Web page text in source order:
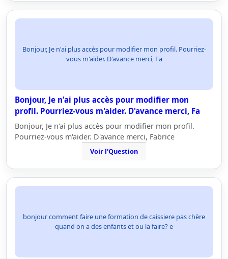
Bonjour, Je n'ai plus accès pour modifier mon profil. Pourriez-
vous m'aider. D'avance merci, Fa
Bonjour, Je n'ai plus accès pour modifier mon
profil. Pourriez-vous m'aider. D'avance merci, Fa
Bonjour, Je n'ai plus accès pour modifier mon profil.
Pourriez-vous m'aider. D'avance merci, Fabrice
Voir l'Question
bonjour comment faire une formation de caissiere pas chère
quand on a des enfants et ou la faire? e